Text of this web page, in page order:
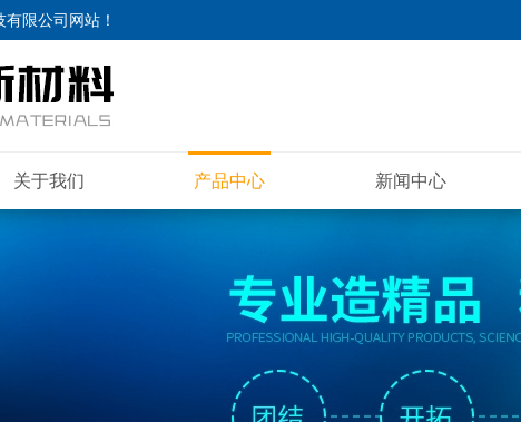
有限公司网站 ！
关于我们 产品中心 新闻中心